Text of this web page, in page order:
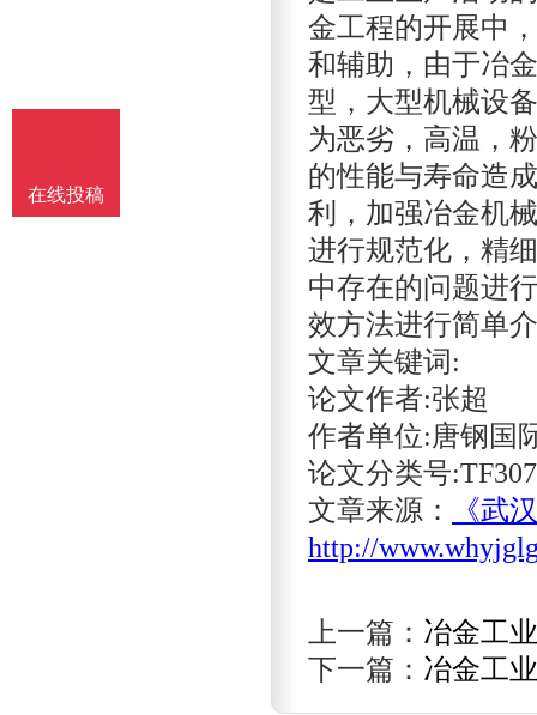
金工程的开展中
和辅助，由于冶
型，大型机械设
为恶劣，高温，
的性能与寿命造
利，加强冶金机
进行规范化，精
中存在的问题进
效方法进行简单
文章关键词:
论文作者:张超
作者单位:唐钢国
论文分类号:TF307
文章来源：
《武
http://
上一篇： 冶金工
下一篇： 冶金工
在线投稿